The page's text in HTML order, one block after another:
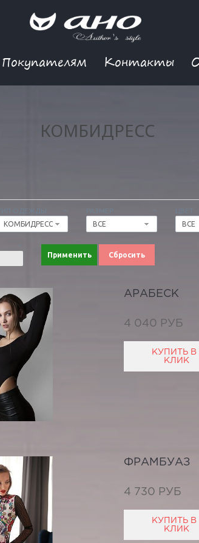
Покупателям Контакты
КОМБИДРЕСС
ТИП ОДЕЖДЫ
КОМБИДРЕСС
ВСЕ
ВСЕ
Применить Сбросить
АРАБЕСК
4 040 РУБ
КУПИТЬ В
КЛИК
ФРАМБУАЗ
4 730 РУБ
КУПИТЬ В
КЛИК